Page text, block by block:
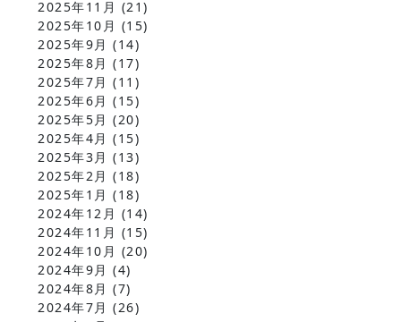
2025年11月 (21)
2025年10月 (15)
2025年9月 (14)
2025年8月 (17)
2025年7月 (11)
2025年6月 (15)
2025年5月 (20)
2025年4月 (15)
2025年3月 (13)
2025年2月 (18)
2025年1月 (18)
2024年12月 (14)
2024年11月 (15)
2024年10月 (20)
2024年9月 (4)
2024年8月 (7)
2024年7月 (26)